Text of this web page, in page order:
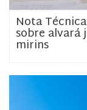
Nota
sobre alvará
mirins